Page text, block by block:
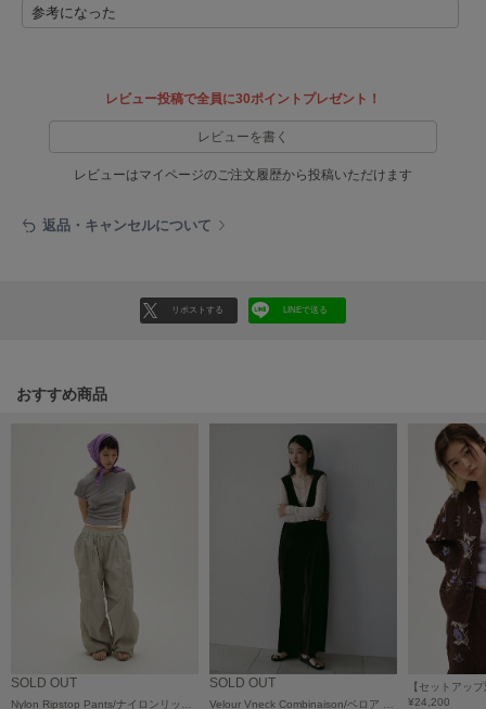
オン
ORR
オル
パトリック
Philly chocolate
フィリーチョコレート
PUMA
プーマ
参考になった
レビュー投稿で全員に30ポイントプレゼント！
レビューを書く
レビューはマイページのご注文履歴から投稿いただけます
返品・キャンセルについて
リポストする LINEで送る
おすすめ商品
SOLD OUT SOLD OUT
¥24,200